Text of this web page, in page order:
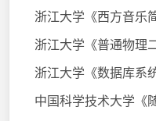
浙江大学《西方音乐
浙江大学《普通物理
浙江大学《数据库系
中国科学技术大学《